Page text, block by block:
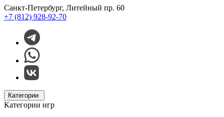
Санкт-Петербург, Литейный пр. 60
+7 (812) 928-92-70
Категории
Категории игр